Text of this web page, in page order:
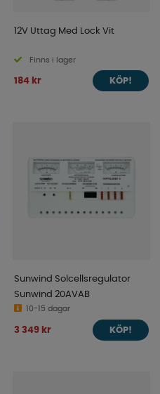
12V Uttag Med Lock Vit
Finns i lager
184 kr KÖP!
Sunwind Solcellsregulator
Sunwind 20AVAB
10-15 dagar
3 349 kr KÖP!